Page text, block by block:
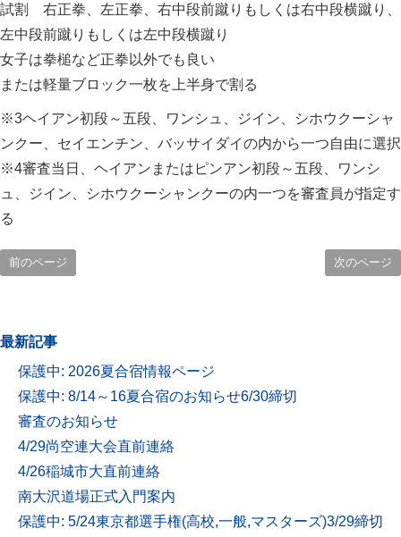
試割 右正拳、左正拳、右中段前蹴りもしくは右中段横蹴り、
左中段前蹴りもしくは左中段横蹴り
女子は拳槌など正拳以外でも良い
または軽量ブロック一枚を上半身で割る
※3ヘイアン初段～五段、ワンシュ、ジイン、シホウクーシャ
ンクー、セイエンチン、バッサイダイの内から一つ自由に選択
※4審査当日、ヘイアンまたはピンアン初段～五段、ワンシ
ュ、ジイン、シホウクーシャンクーの内一つを審査員が指定す
る
前のページ 次のページ
最新記事
保護中: 2026夏合宿情報ページ
保護中: 8/14～16夏合宿のお知らせ6/30締切
審査のお知らせ
4/29尚空連大会直前連絡
4/26稲城市大直前連絡
南大沢道場正式入門案内
保護中: 5/24東京都選手権(高校,一般,マスターズ)3/29締切